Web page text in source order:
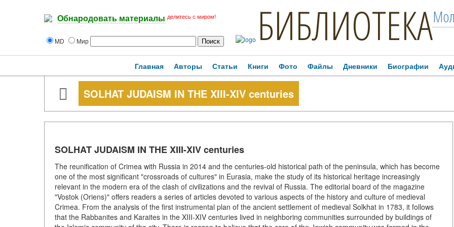
Обнародовать материалы делитесь с миром!
MD Мир БИБЛИОТЕКА
Главная Авторы Статьи Книги Фото Файлы Дневники Биографии
SOLHAT JUDAISM IN THE XIII-XIV centuries
SOLHAT JUDAISM IN THE XIII-XIV centuries
The reunification of Crimea with Russia in 2014 and the centuries-old historical path of the peninsula, which has become
one of the most significant "crossroads of cultures" in Eurasia, make the study of its historical heritage increasingly
relevant in the modern era of the clash of civilizations and the revival of Russia. The editorial board of the magazine
"Vostok (Oriens)" offers readers a series of articles devoted to various aspects of the history and culture of medieval
Crimea. From the analysis of the first instrumental plan of the ancient settlement of medieval Solkhat in 1783, it follows
that the Rabbanites and Karaites in the XIII-XIV centuries lived in neighboring communities surrounded by buildings of